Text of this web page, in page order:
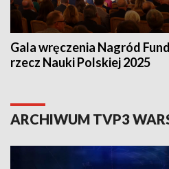
Gala wręczenia Nagród
rzecz Nauki Polskiej 2025
ARCHIWUM TVP3